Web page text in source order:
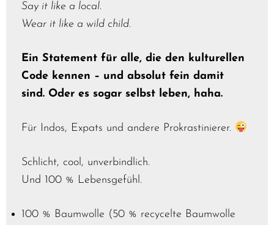
Say it like a local.
Wear it like a wild child.
Ein Statement für alle, die den kulturellen
Code kennen – und absolut fein damit
sind. Oder es sogar selbst leben, haha.
Für Indos, Expats und andere Prokrastinierer.
Schlicht, cool, unverbindlich.
Und 100 % Lebensgefühl.
100 % Baumwolle (50 % recycelte Baumwolle